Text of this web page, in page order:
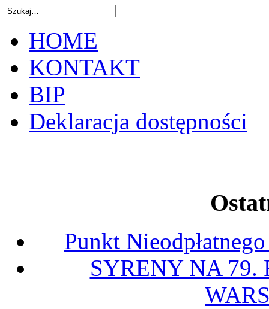
HOME
KONTAKT
BIP
Deklaracja dostępności
Punkt
SYRENY NA 79.